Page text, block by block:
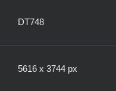
DT748
5616 x 3744 px